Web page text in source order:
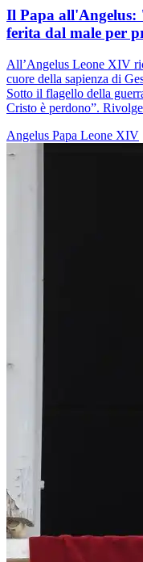
Il Papa all'Angelus:
ferita dal male per
All’Angelus Leone XIV
cuore della sapienza di
Sotto il flagello della
Cristo è perdono”.
Angelus Papa Leone XIV